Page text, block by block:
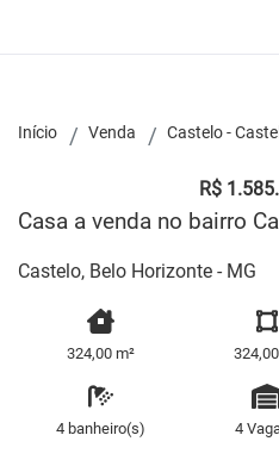
Início Venda Castelo -
R$
Casa a venda no bairro
Castelo, Belo Horizonte - MG
324,00 m²
4 banheiro(s) 4